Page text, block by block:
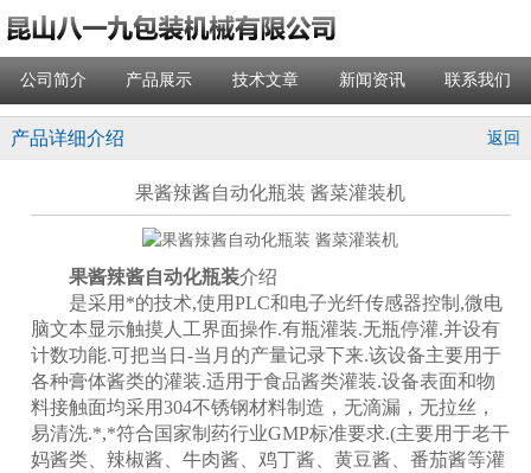
公司简介 产品展示 技术文章 新闻资讯 联系我们
产品详细介绍 返回
果酱辣酱自动化瓶装 酱菜灌装机
果酱辣酱自动化瓶装介绍
是采用*的技术,使用PLC和电子光纤传感器控制,微电
脑文本显示触摸人工界面操作.有瓶灌装.无瓶停灌.并设有
计数功能.可把当日-当月的产量记录下来.该设备主要用于
各种膏体酱类的灌装.适用于食品酱类灌装.设备表面和物
料接触面均采用304不锈钢材料制造，无滴漏，无拉丝，
易清洗.*,*符合国家制药行业GMP标准要求.(主要用于老干
妈酱类、辣椒酱、牛肉酱、鸡丁酱、黄豆酱、番茄酱等灌